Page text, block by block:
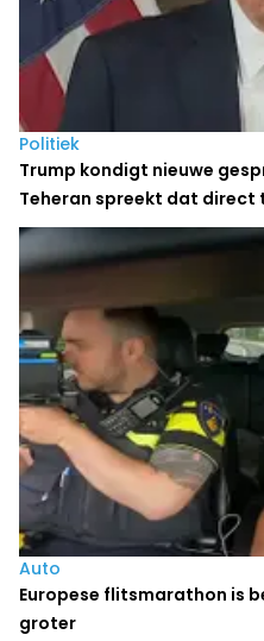
Politiek
Trump kondigt nieuwe
Teheran spreekt dat direct
Auto
Europese flitsmarathon is
groter